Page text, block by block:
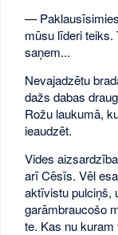
—
mūsu līderi teiks.
saņem...
Nevajadzētu
dažs dabas
Rožu laukumā,
ieaudzēt.
Vides
arī Cēsīs. Vēl
aktīvistu pulciņš,
garāmbraucošo
te. Kas nu